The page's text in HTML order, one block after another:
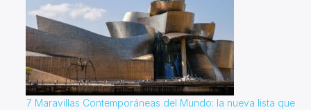
7 Maravillas Contemporáneas del Mundo: la nueva lista que